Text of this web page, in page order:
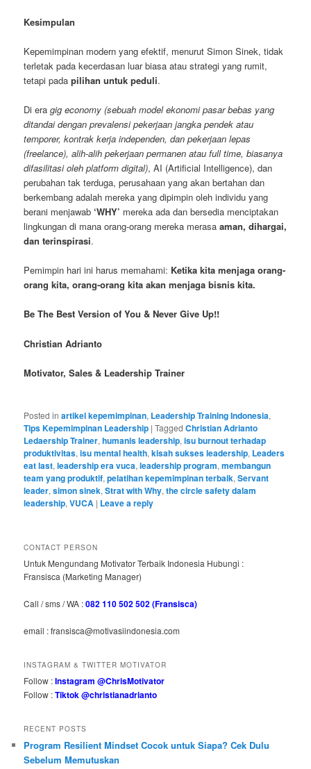
Kesimpulan
Kepemimpinan modern yang efektif, menurut Simon Sinek, tidak
terletak pada kecerdasan luar biasa atau strategi yang rumit,
tetapi padapilihan untuk peduli.
Di eragig economy (sebuah model ekonomi pasar bebas yang
ditandai dengan prevalensi pekerjaan jangka pendek atau
temporer, kontrak kerja independen, dan pekerjaan lepas
(freelance), alih-alih pekerjaan permanen atau full time, biasanya
difasilitasi oleh platform digital), AI (Artificial Intelligence), dan
perubahan tak terduga, perusahaan yang akan bertahan dan
berkembang adalah mereka yang dipimpin oleh individu yang
berani menjawab‘WHY’ mereka ada dan bersedia menciptakan
lingkungan di mana orang-orang mereka merasaaman, dihargai,
dan terinspirasi.
Pemimpin hari ini harus memahami: Ketika kita menjaga orang-
orang kita, orang-orang kita akan menjaga bisnis kita.
Be The Best Version of You & Never Give Up!!
Christian Adrianto
Motivator, Sales & Leadership Trainer
Posted in artikel kepemimpinan, Leadership Training Indonesia,
Tips Kepemimpinan Leadership |Tagged Christian Adrianto
Ledaership Trainer,humanis leadership,isu burnout terhadap
produktivitas,isu mental health,kisah sukses leadership, Leaders
eat last,leadership era vuca,leadership program,membangun
team yang produktif,pelatihan kepemimpinan terbaik,Servant
leader,simon sinek,Strat with Why,the circle safety dalam
leadership,VUCA | Leave a reply
CONTACT PERSON
Untuk Mengundang Motivator Terbaik Indonesia Hubungi :
Fransisca (Marketing Manager)
Call / sms / WA :082 110 502 502 (Fransisca)
email : fransisca@motivasiindonesia.com
INSTAGRAM & TWITTER MOTIVATOR
Follow :Instagram @ChrisMotivator
Follow :Tiktok @christianadrianto
RECENT POSTS
Program Resilient Mindset Cocok untuk Siapa? Cek Dulu
Sebelum Memutuskan